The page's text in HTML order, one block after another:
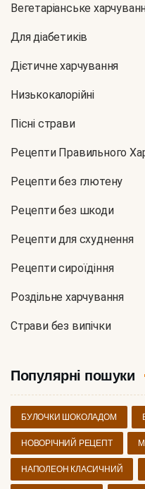
Вегетаріанське
Для діабетиків
Дієтичне харчування
Низькокалорійні
Пісні страви
Рецепти Правильного
Рецепти без глютену
Рецепти без шкоди
Рецепти для схуднення
Рецепти сироїдіння
Роздільне харчування
Страви без випічки
Популярні пошуки
БУЛОЧКИ ШОКОЛАДОМ
НОВОРІЧНИЙ РЕЦЕПТ
НАПОЛЕОН КЛАСИЧНИЙ